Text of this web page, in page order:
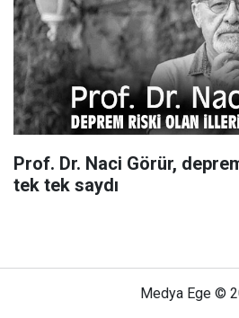
Prof. Dr. Naci Görür,
tek tek saydı
Medya Ege ©